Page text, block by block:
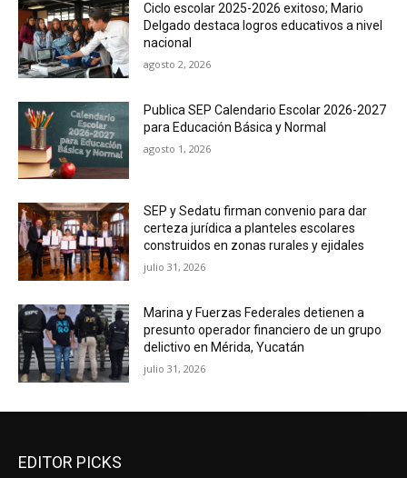
Ciclo escolar 2025-2026 exitoso; Mario
Delgado destaca logros educativos a nivel
nacional
agosto 2, 2026
Publica SEP Calendario Escolar 2026-2027
para Educación Básica y Normal
agosto 1, 2026
SEP y Sedatu firman convenio para dar
certeza jurídica a planteles escolares
construidos en zonas rurales y ejidales
julio 31, 2026
Marina y Fuerzas Federales detienen a
presunto operador financiero de un grupo
delictivo en Mérida, Yucatán
julio 31, 2026
EDITOR PICKS